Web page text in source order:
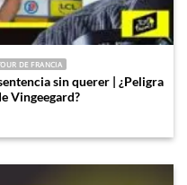
DE FRANCIA
sin querer | ¿Peligra
Vingeegard?